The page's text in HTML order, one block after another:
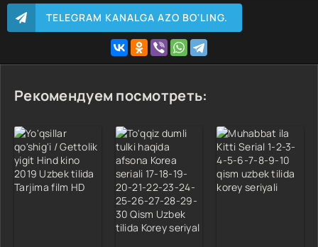
TELEGRAM KANALGA AZO BO'LING.
Рекомендуем посмотреть: